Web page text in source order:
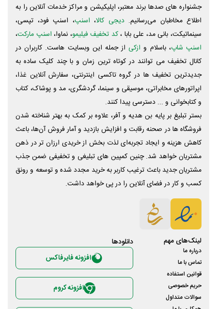
جشنواره های صدها برند معتبر، اپلیکیشن و مراکز خدمات آنلاین را به
اطلاع مخاطبان می‌رسانیم. دیجی کالا، اسنپ، اسنپ فود، تپسی،
سینماتیکت، بانی مد، علی‌ بابا ،کد تخفیف فیلیمو، نماوا، اسنپ مارکت،
اسنپ شاپ، باسلام و ازکی از جمله این وبسایت ‌هاست. کاربران در
کانال تخفیف می توانند در کوتاه ترین زمان و با چند کلیک ساده به
جدیدترین تخفیف ها در گروه تاکسی اینترنتی، سفارش آنلاین غذا،
اپراتورهای مخابراتی، موسیقی و سینما، گردشگری، مد و پوشاک، کتاب
و کتابخوانی و ... دسترسی پیدا کنند.
بستر تبلیغ بر پایه بن هدیه و آفر، علاوه بر کمک به بهتر شناخته شدن
فروشگاه ها در صحنه رقابت و افزایش بازدید و آمار فروش آن‌ها، باعث
کاهش هزینه و ایجاد تجربه‌ای لذت بخش از خریدی ارزان تر در ذهن
مشتریان خواهد شد. چنین کمپین های تبلیغی و تخفیفی ضمن جذب
مشتریان جدید باعث ترغیب کاربر به خرید مجدد شده و توسعه و رونق
کسب و کار در فضای آنلاین را در پی خواهد داشت.
لینک‌های مهم
درباره ما
تماس با ما
قوانین استفاده
حریم خصوصی
سوالات متداول
دانلود‌ها
افزونه فایرفاکس
افزونه کروم